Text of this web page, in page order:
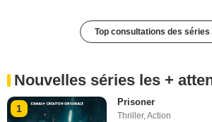
Top consultations des séries
Nouvelles séries les +
1
Prisoner
Thriller,Action